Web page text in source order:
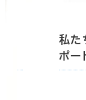
私た
ポー